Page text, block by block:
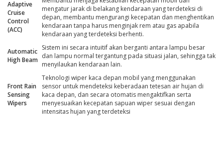
Adaptive
Cruise
Control
(ACC)
mengatur jarak di belakang kendaraan yang terdeteksi di
depan, membantu mengurangi kecepatan dan menghentikan
kendaraan tanpa harus menginjak rem atau gas apabila
kendaraan yang terdeteksi berhenti.
Automatic
High Beam
Sistem ini secara intuitif akan berganti antara lampu besar
dan lampu normal tergantung pada situasi jalan, sehingga tak
menyilaukan kendaraan lain.
Front Rain
Sensing
Wipers
Teknologi wiper kaca depan mobil yang menggunakan
sensor untuk mendeteksi keberadaan tetesan air hujan di
kaca depan, dan secara otomatis mengaktifkan serta
menyesuaikan kecepatan sapuan wiper sesuai dengan
intensitas hujan yang terdeteksi